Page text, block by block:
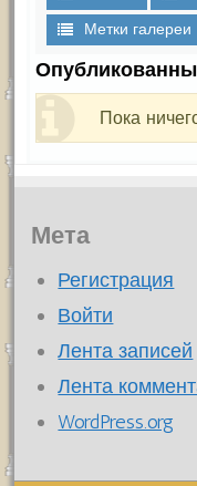
Метки галереи
Пока
Мета
Регистрация
Войти
Лента записей
Лента
WordPress.org